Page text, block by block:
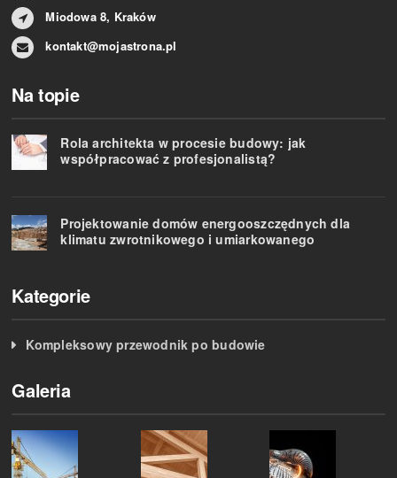
Miodowa 8, Kraków
kontakt@mojastrona.pl
Na topie
Rola architekta w procesie budowy: jak
współpracować z profesjonalistą?
Projektowanie domów energooszczędnych dla
klimatu zwrotnikowego i umiarkowanego
Kategorie
Kompleksowy przewodnik po budowie
Galeria